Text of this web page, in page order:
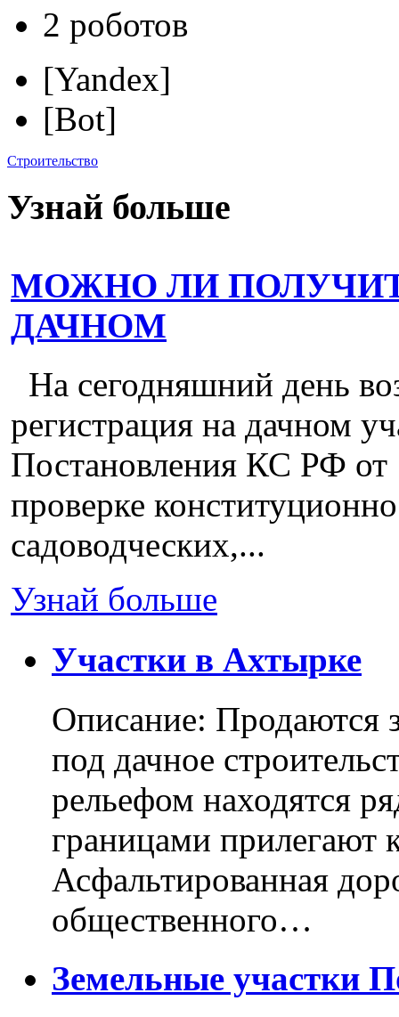
2 роботов
[Yandex]
[Bot]
Строительство
Узнай больше
МОЖНО ЛИ
ДАЧНОМ
На сегодняшний день
регистрация на дачном
Постановления КС РФ
проверке
садоводческих,...
Узнай больше
Участки в Ахтырке
Описание: Продаются
под дачное
рельефом находятся
границами прилегают
Асфальтированная
общественного…
Земельные участки